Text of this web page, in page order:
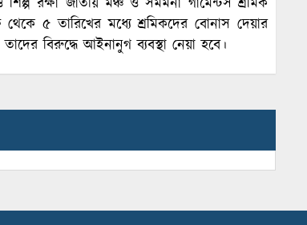
৫ তারিখের মধ্যে শ্রমিকদের বোনাস দেয়ার
বিরুদ্ধে আইনানুগ ব্যবস্থা নেয়া হবে।